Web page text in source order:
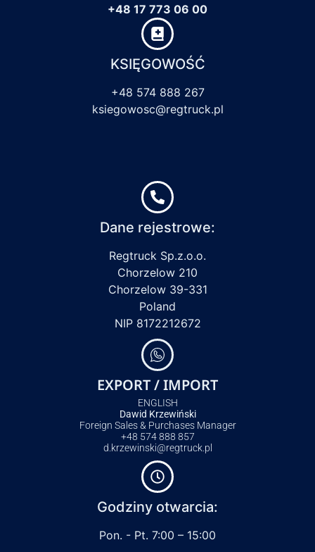
+48 17 773 06 00
KSIĘGOWOŚĆ
+48 574 888 267
ksiegowosc@regtruck.pl
Dane rejestrowe:
Regtruck Sp.z.o.o.
Chorzelow 210
Chorzelow 39-331
Poland
NIP 8172212672
EXPORT / IMPORT
ENGLISH
Dawid Krzewiński
Foreign Sales & Purchases Manager
+48 574 888 857
d.krzewinski@regtruck.pl
Godziny otwarcia:
Pon. - Pt. 7:00 – 15:00